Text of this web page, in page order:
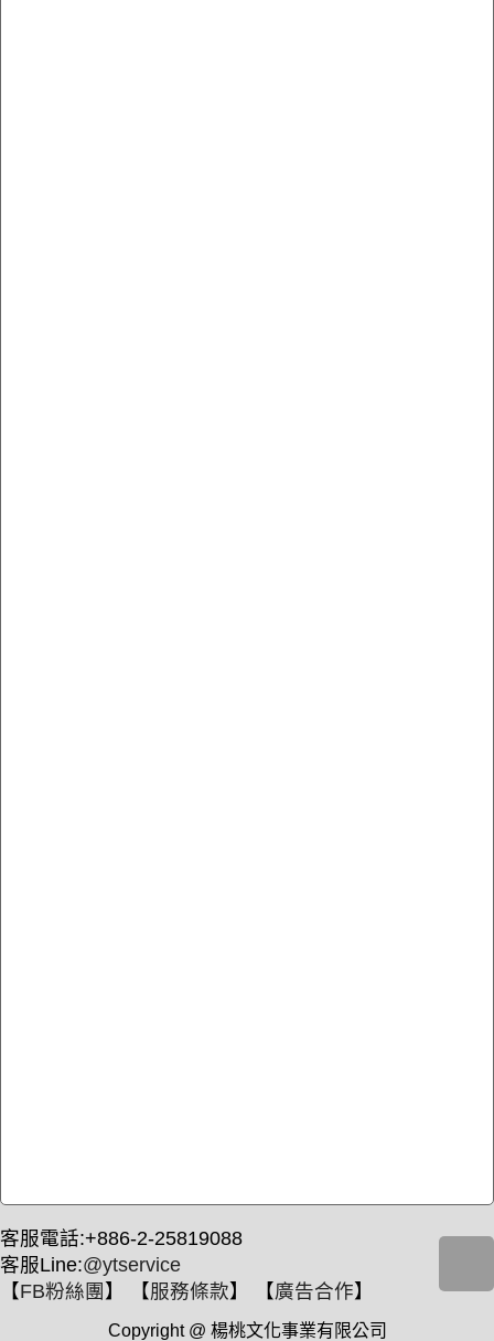
客服電話:+886-2-25819088
客服Line:@ytservice
【FB粉絲團 】 【服務條款】 【廣告合作】
Copyright @ 楊桃文化事業有限公司